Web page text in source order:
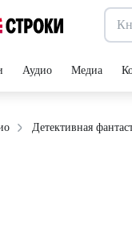
Аудио Медиа
Детективная